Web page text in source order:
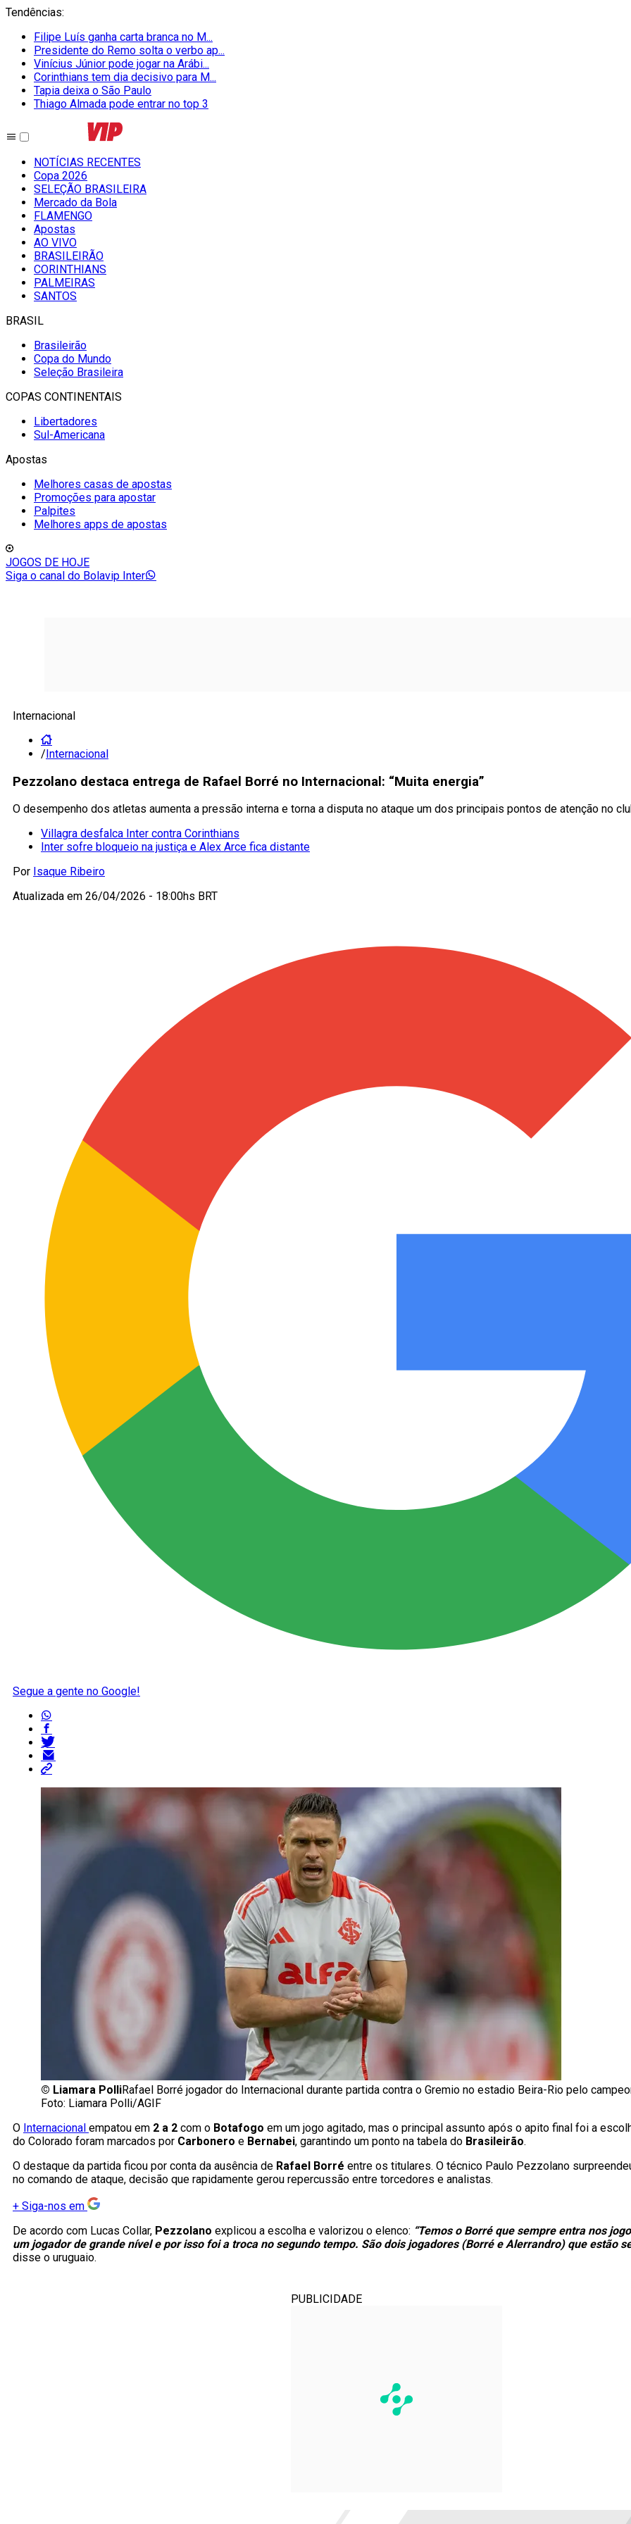
Tendências:
Filipe Luís ganha carta branca no M...
Presidente do Remo solta o verbo ap...
Vinícius Júnior pode jogar na Arábi...
Corinthians tem dia decisivo para M...
Tapia deixa o São Paulo
Thiago Almada pode entrar no top 3
NOTÍCIAS RECENTES
Copa 2026
SELEÇÃO BRASILEIRA
Mercado da Bola
FLAMENGO
Apostas
AO VIVO
BRASILEIRÃO
CORINTHIANS
PALMEIRAS
SANTOS
BRASIL
Brasileirão
Copa do Mundo
Seleção Brasileira
COPAS CONTINENTAIS
Libertadores
Sul-Americana
Apostas
Melhores casas de apostas
Promoções para apostar
Palpites
Melhores apps de apostas
JOGOS DE HOJE
Siga o canal do Bolavip Inter
Internacional
/Internacional
Pezzolano destaca entrega de Rafael Borré no Internacional: “Muita energia”
O desempenho dos atletas aumenta a pressão interna e torna a disputa no ataque um dos principais pontos de atenção no
Villagra desfalca Inter contra Corinthians
Inter sofre bloqueio na justiça e Alex Arce fica distante
Por Isaque Ribeiro
Atualizada em 26/04/2026 - 18:00hs BRT
Segue a gente no Google!
© Liamara PolliRafael Borré jogador do Internacional durante partida contra o Gremio no estadio Beira-Rio pelo
Foto: Liamara Polli/AGIF
O Internacional empatou em 2 a 2 com o Botafogo em um jogo agitado, mas o principal assunto após o apito final foi a
do Colorado foram marcados por Carbonero e Bernabei, garantindo um ponto na tabela do Brasileirão.
O destaque da partida ficou por conta da ausência de Rafael Borré entre os titulares. O técnico Paulo Pezzolano
no comando de ataque, decisão que rapidamente gerou repercussão entre torcedores e analistas.
+ Siga-nos em
De acordo com Lucas Collar, Pezzolano explicou a escolha e valorizou o elenco: “Temos o Borré que sempre entra nos
um jogador de grande nível e por isso foi a troca no segundo tempo. São dois jogadores (Borré e Alerrandro) que estão
disse o uruguaio.
PUBLICIDADE